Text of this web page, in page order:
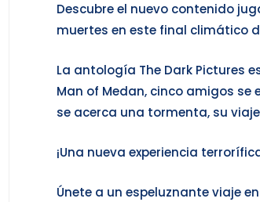
Descubre el nuevo contenido
muertes en este final climático
La antología The Dark Pictures
Man of Medan, cinco amigos
se acerca una tormenta, su
¡Una nueva experiencia
Únete a un espeluznante viaje